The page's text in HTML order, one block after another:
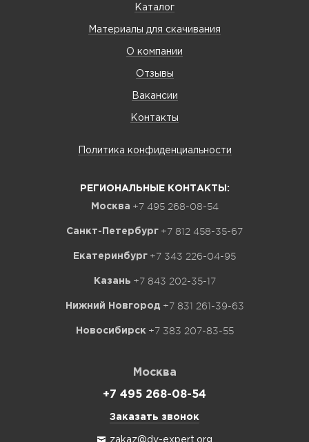
Каталог
Материалы для скачивания
О компании
Отзывы
Вакансии
Контакты
Политика конфиденциальности
РЕГИОНАЛЬНЫЕ КОНТАКТЫ:
Москва +7 495 268-08-54
Санкт-Петербург +7 812 458-35-67
Екатеринбург +7 343 226-04-95
Казань +7 843 202-35-17
Нижний Новгород +7 831 261-39-63
Новосибирск +7 383 207-83-55
Москва
+7 495 268-08-54
Заказать звонок
zakaz@dv-expert.org